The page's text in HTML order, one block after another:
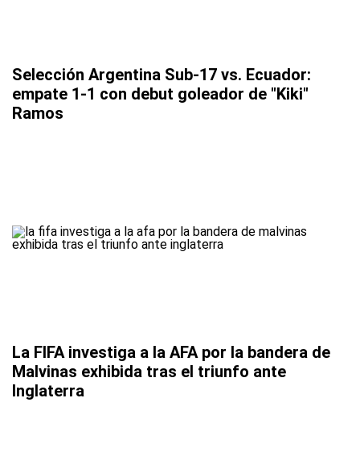
Selección Argentina Sub-17 vs. Ecuador:
empate 1-1 con debut goleador de "Kiki"
Ramos
La FIFA investiga a la AFA por la bandera de
Malvinas exhibida tras el triunfo ante
Inglaterra